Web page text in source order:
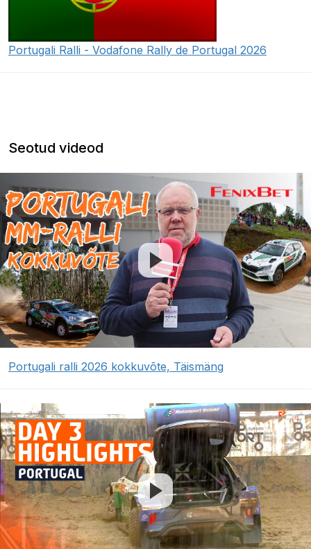
Portugali Ralli - Vodafone Rally de Portugal 2026
Seotud videod
Portugali ralli 2026 kokkuvõte, Täismäng